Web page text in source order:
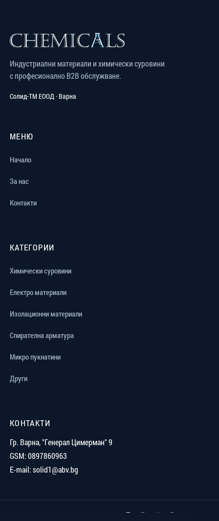
Индустриални материали и химически суровини
с професионално B2B обслужване.
Солид-ТМ ЕООД · Варна
МЕНЮ
Начало
За нас
Контакти
КАТЕГОРИИ
Химически суровини
Електро материали
Изолационни материали
Спирателна арматура
Микро пукнатини
Други
КОНТАКТИ
Гр. Варна, "Генерал Цимерман" 9
GSM: 0897860963
E-mail: solid1@abv.bg